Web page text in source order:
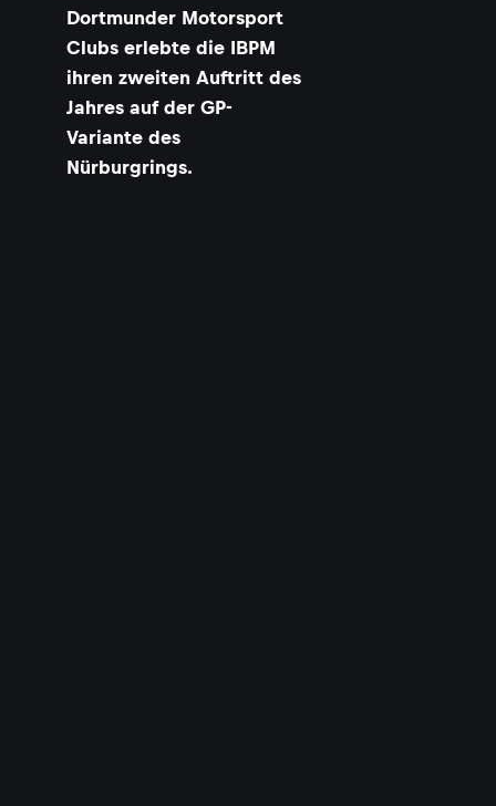
Dortmunder Motorsport
Clubs erlebte die IBPM
ihren zweiten Auftritt des
Jahres auf der GP-
Variante des
Nürburgrings.